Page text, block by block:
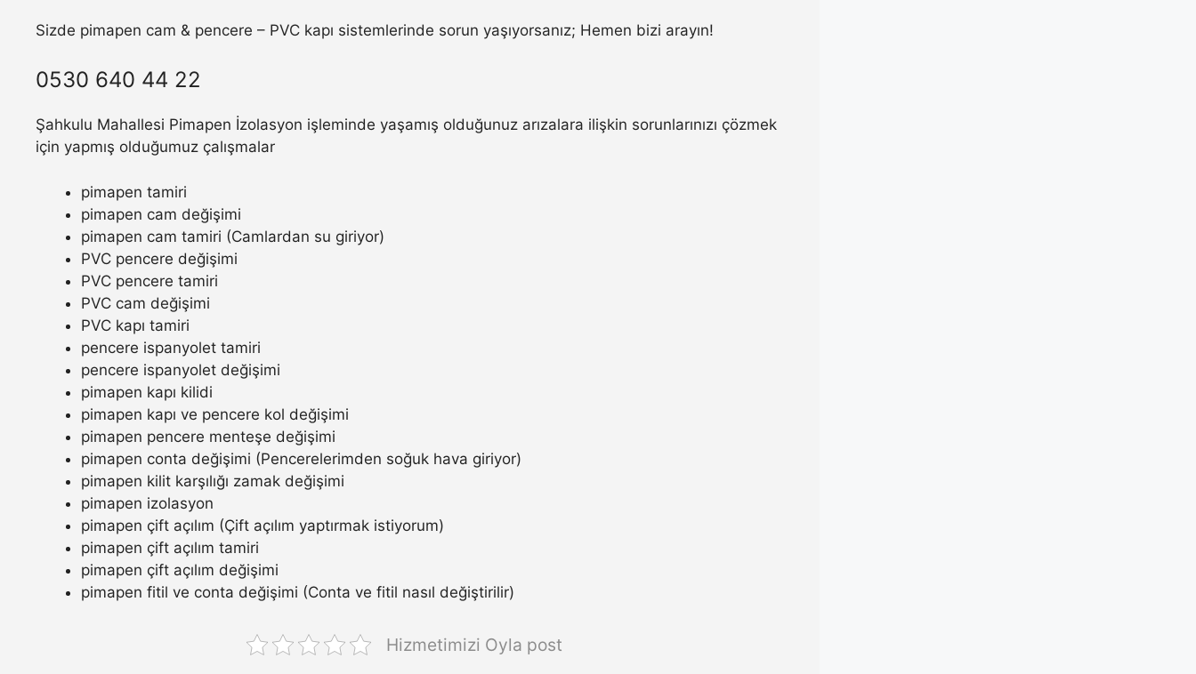
Sizde pimapen cam & pencere – PVC kapı sistemlerinde sorun yaşıyorsanız; Hemen bizi arayın!
0530 640 44 22
Şahkulu Mahallesi Pimapen İzolasyon işleminde yaşamış olduğunuz arızalara ilişkin sorunlarınızı çözmek
için yapmış olduğumuz çalışmalar
pimapen tamiri
pimapen cam değişimi
pimapen cam tamiri (Camlardan su giriyor)
PVC pencere değişimi
PVC pencere tamiri
PVC cam değişimi
PVC kapı tamiri
pencere ispanyolet tamiri
pencere ispanyolet değişimi
pimapen kapı kilidi
pimapen kapı ve pencere kol değişimi
pimapen pencere menteşe değişimi
pimapen conta değişimi (Pencerelerimden soğuk hava giriyor)
pimapen kilit karşılığı zamak değişimi
pimapen izolasyon
pimapen çift açılım (Çift açılım yaptırmak istiyorum)
pimapen çift açılım tamiri
pimapen çift açılım değişimi
pimapen fitil ve conta değişimi (Conta ve fitil nasıl değiştirilir)
Hizmetimizi Oyla post